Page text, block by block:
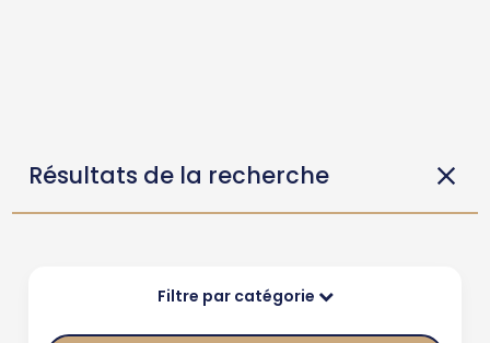
Résultats de la recherche
Filtre par catégorie